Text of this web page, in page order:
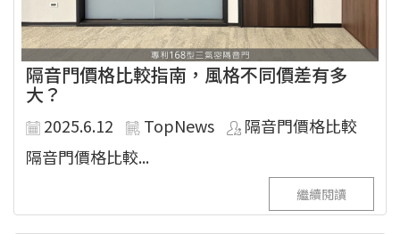
隔音門價格比較指南，風格不同價差有多
大？
2025.6.12 TopNews
隔音門價格比較
隔音門價格比較...
繼續閱讀